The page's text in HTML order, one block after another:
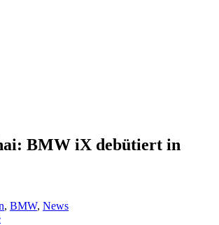
BMW iX debütiert in
, BMW, News